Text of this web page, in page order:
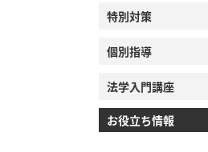
特別対策
個別指導
法学入門講座
お役立ち情報